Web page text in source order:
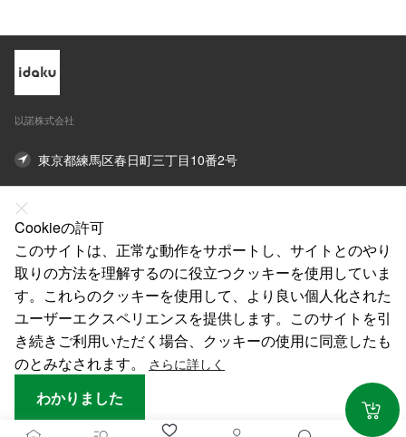
汎用対応新規格落下
防止全身保護キッ
高安全作業（ミニリ
ール装置）
トタイプ/ベルトタイ
以諾株式会社
東京都練馬区春日町三丁目10番2号
Lishaoguang777@outlook.com
オンライン連絡先
私たちについて
法律声明
Cookieの許可
このサイトは、正常な動作をサポートし、サイトとのやり
取りの方法を理解するのに役立つクッキーを使用していま
す。これらのクッキーを使用して、より良い個人化された
ユーザーエクスペリエンスを提供します。このサイトを引
き続きご利用いただく場合、クッキーの使用に同意したも
のとみなされます。
さらに詳しく
わかりました